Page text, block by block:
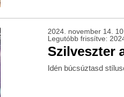
2024. november 14.
Legutóbb frissítve:
Szilveszter
Idén búcsúztasd